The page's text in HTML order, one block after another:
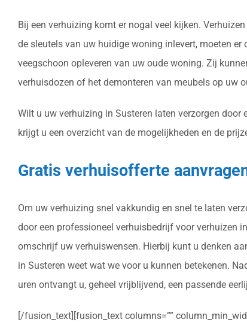
Bij een verhuizing komt er nogal veel kijken.
de sleutels van uw huidige woning inlevert, moeten
veegschoon opleveren van uw oude woning. Zij
verhuisdozen of het demonteren van meubels op uw
Wilt u uw verhuizing in Susteren laten verzorgen
krijgt u een overzicht van de mogelijkheden en de
Gratis verhuisofferte
Om uw verhuizing snel vakkundig en snel te laten
door een professioneel verhuisbedrijf voor verhuizen
omschrijf uw verhuiswensen. Hierbij kunt u denken
in Susteren weet wat we voor u kunnen betekenen.
uren ontvangt u, geheel vrijblijvend, een passende
[/fusion_text][fusion_text columns=””